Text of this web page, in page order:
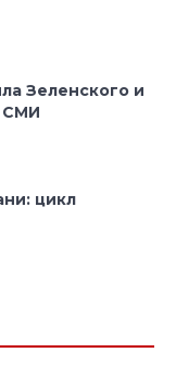
Зеленского и
СМИ
цикл